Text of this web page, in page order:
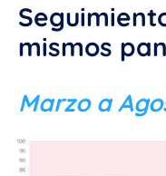
mismos
Marzo a